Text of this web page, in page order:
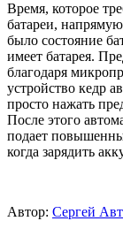
Время, которое
батареи,
было состояние
имеет батарея.
благодаря
устройство кедр
просто нажать
После этого
подает
когда зарядить
Автор: Сергей